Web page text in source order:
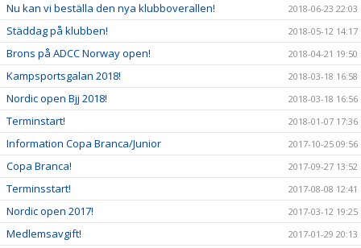
Nu kan vi beställa den nya klubboverallen! 2018-06-23 22:03
Städdag på klubben! 2018-05-12 14:17
Brons på ADCC Norway open! 2018-04-21 19:50
Kampsportsgalan 2018! 2018-03-18 16:58
Nordic open Bjj 2018! 2018-03-18 16:56
Terminstart! 2018-01-07 17:36
Information Copa Branca/Junior 2017-10-25 09:56
Copa Branca! 2017-09-27 13:52
Terminsstart! 2017-08-08 12:41
Nordic open 2017! 2017-03-12 19:25
Medlemsavgift! 2017-01-29 20:13